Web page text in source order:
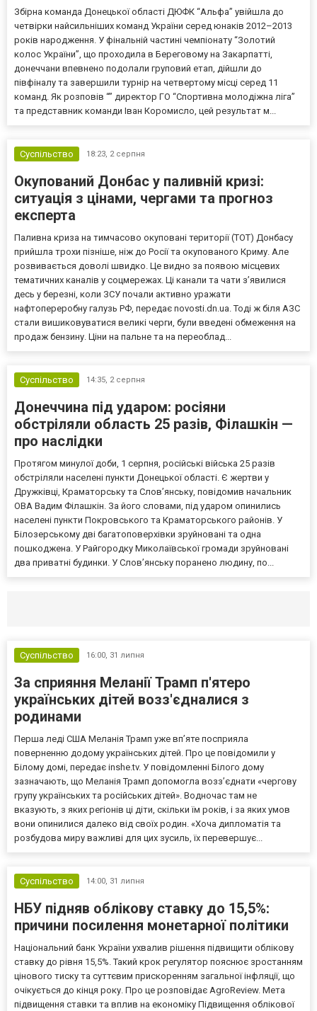
Збірна команда Донецької області ДЮФК “Альфа” увійшла до
четвірки найсильніших команд України серед юнаків 2012–2013
років народження. У фінальній частині чемпіонату “Золотий
колос України”, що проходила в Береговому на Закарпатті,
донеччани впевнено подолали груповий етап, дійшли до
півфіналу та завершили турнір на четвертому місці серед 11
команд. Як розповів “” директор ГО “Спортивна молодіжна ліга”
та представник команди Іван Коромисло, цей результат м...
Суспільство 18:23, 2 серпня
Окупований Донбас у паливній кризі:
ситуація з цінами, чергами та прогноз
експерта
Паливна криза на тимчасово окуповані території (ТОТ) Донбасу
прийшла трохи пізніше, ніж до Росії та окупованого Криму. Але
розвивається доволі швидко. Це видно за появою місцевих
тематичних каналів у соцмережах. Ці канали та чати з’явилися
десь у березні, коли ЗСУ почали активно уражати
нафтопереробну галузь РФ, передає novosti.dn.ua. Тоді ж біля АЗС
стали вишиковуватися великі черги, були введені обмеження на
продаж бензину. Ціни на пальне та на переоблад...
Суспільство 14:35, 2 серпня
Донеччина під ударом: росіяни
обстріляли область 25 разів, Філашкін —
про наслідки
Протягом минулої доби, 1 серпня, російські війська 25 разів
обстріляли населені пункти Донецької області. Є жертви у
Дружківці, Краматорську та Слов’янську, повідомив начальник
ОВА Вадим Філашкін. За його словами, під ударом опинились
населені пункти Покровського та Краматорського районів. У
Білозерському дві багатоповерхівки зруйновані та одна
пошкоджена. У Райгородку Миколаївської громади зруйновані
два приватні будинки. У Слов’янську поранено людину, по...
Суспільство 16:00, 31 липня
За сприяння Меланії Трамп п'ятеро
українських дітей возз'єдналися з
родинами
Перша леді США Меланія Трамп уже впʼяте посприяла
поверненню додому українських дітей. Про це повідомили у
Білому домі, передає inshe.tv. У повідомленні Білого дому
зазначають, що Меланія Трамп допомогла возз’єднати «чергову
групу українських та російських дітей». Водночас там не
вказують, з яких регіонів ці діти, скільки їм років, і за яких умов
вони опинилися далеко від своїх родин. «Хоча дипломатія та
розбудова миру важливі для цих зусиль, їх перевершує...
Суспільство 14:00, 31 липня
НБУ підняв облікову ставку до 15,5%:
причини посилення монетарної політики
Національний банк України ухвалив рішення підвищити облікову
ставку до рівня 15,5%. Такий крок регулятор пояснює зростанням
цінового тиску та суттєвим прискоренням загальної інфляції, що
очікується до кінця року. Про це розповідає AgroReview. Мета
підвищення ставки та вплив на економіку Підвищення облікової